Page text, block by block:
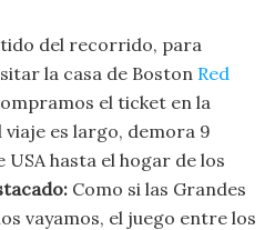
del recorrido, para
la casa de Boston Red
el ticket en la
es largo, demora 9
hasta el hogar de los
Como si las Grandes
vayamos, el juego entre los